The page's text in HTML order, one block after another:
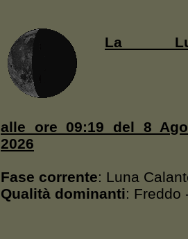
La
alle ore 09:19 del 8
2026
Fase corrente: Luna
Qualità dominanti: Freddo